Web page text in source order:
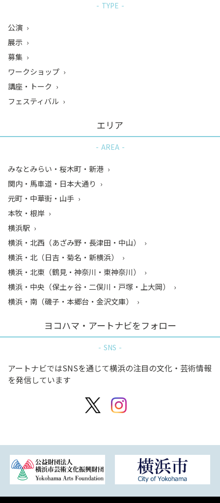
TYPE
公演
展示
募集
ワークショップ
講座・トーク
フェスティバル
エリア
AREA
みなとみらい・桜木町・新港
関内・馬車道・日本大通り
元町・中華街・山手
本牧・根岸
横浜駅
横浜・北西（あざみ野・長津田・中山）
横浜・北（日吉・菊名・新横浜）
横浜・北東（鶴見・神奈川・東神奈川）
横浜・中央（保土ヶ谷・二俣川・戸塚・上大岡）
横浜・南（磯子・本郷台・金沢文庫）
ヨコハマ・アートナビをフォロー
SNS
アートナビではSNSを通じて横浜の注目の文化・芸術情報
を発信しています